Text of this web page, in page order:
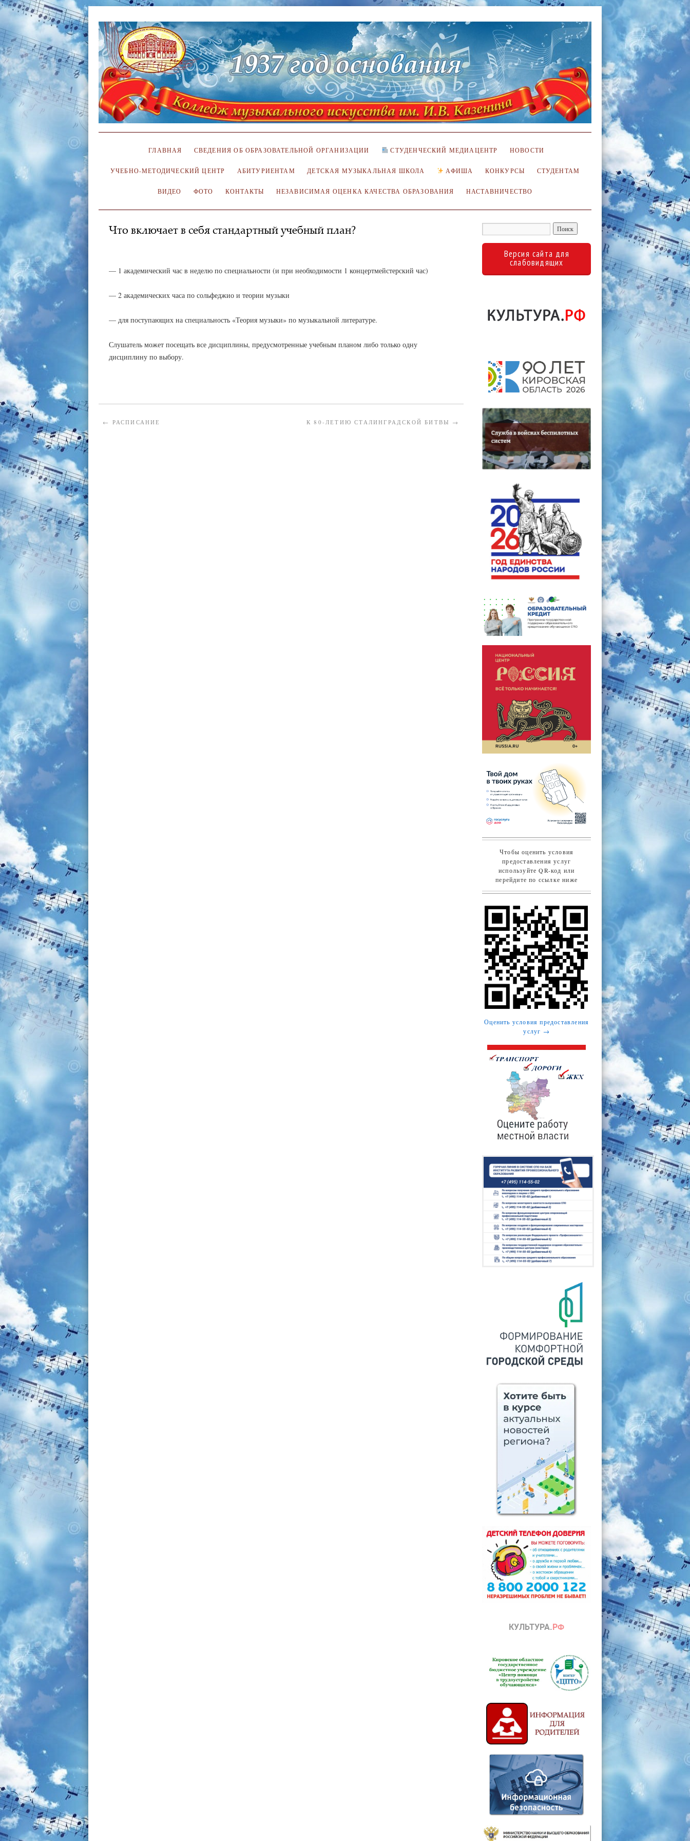
ГЛАВНАЯ СВЕДЕНИЯ ОБ ОБРАЗОВАТЕЛЬНОЙ ОРГАНИЗАЦИИ СТУДЕНЧЕСКИЙ МЕДИАЦЕНТР НОВОСТИ
УЧЕБНО-МЕТОДИЧЕСКИЙ ЦЕНТР АБИТУРИЕНТАМ ДЕТСКАЯ МУЗЫКАЛЬНАЯ ШКОЛА АФИША КОНКУРСЫ СТУДЕНТАМ
ВИДЕО ФОТО КОНТАКТЫ НЕЗАВИСИМАЯ ОЦЕНКА КАЧЕСТВА ОБРАЗОВАНИЯ НАСТАВНИЧЕСТВО
Что включает в себя стандартный учебный план?
— 1 академический час в неделю по специальности (и при необходимости 1 концертмейстерский час)
— 2 академических часа по сольфеджио и теории музыки
— для поступающих на специальность «Теория музыки» по музыкальной литературе.
Слушатель может посещать все дисциплины, предусмотренные учебным планом либо только одну
дисциплину по выбору.
← РАСПИСАНИЕ К 80-ЛЕТИЮ СТАЛИНГРАДСКОЙ БИТВЫ →
Версия сайта для
слабовидящих
Чтобы оценить условия
предоставления услуг
используйте QR-код или
перейдите по ссылке ниже
Оценить условия предоставления
услуг →